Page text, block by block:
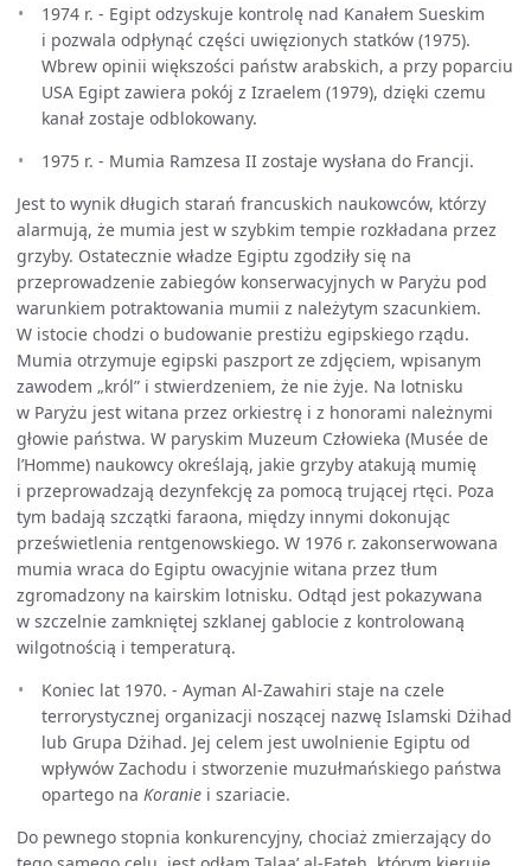
1974 r. - Egipt odzyskuje kontrolę nad Kanałem Sueskim
i pozwala odpłynąć części uwięzionych statków (1975).
Wbrew opinii większości państw arabskich, a przy poparciu
USA Egipt zawiera pokój z Izraelem (1979), dzięki czemu
kanał zostaje odblokowany.
1975 r. - Mumia Ramzesa II zostaje wysłana do Francji.
Jest to wynik długich starań francuskich naukowców, którzy
alarmują, że mumia jest w szybkim tempie rozkładana przez
grzyby. Ostatecznie władze Egiptu zgodziły się na
przeprowadzenie zabiegów konserwacyjnych w Paryżu pod
warunkiem potraktowania mumii z należytym szacunkiem.
W istocie chodzi o budowanie prestiżu egipskiego rządu.
Mumia otrzymuje egipski paszport ze zdjęciem, wpisanym
zawodem „król” i stwierdzeniem, że nie żyje. Na lotnisku
w Paryżu jest witana przez orkiestrę i z honorami należnymi
głowie państwa. W paryskim Muzeum Człowieka (Musée de
l’Homme) naukowcy określają, jakie grzyby atakują mumię
i przeprowadzają dezynfekcję za pomocą trującej rtęci. Poza
tym badają szczątki faraona, między innymi dokonując
prześwietlenia rentgenowskiego. W 1976 r. zakonserwowana
mumia wraca do Egiptu owacyjnie witana przez tłum
zgromadzony na kairskim lotnisku. Odtąd jest pokazywana
w szczelnie zamkniętej szklanej gablocie z kontrolowaną
wilgotnością i temperaturą.
Koniec lat 1970. - Ayman Al-Zawahiri staje na czele
terrorystycznej organizacji noszącej nazwę Islamski Dżihad
lub Grupa Dżihad. Jej celem jest uwolnienie Egiptu od
wpływów Zachodu i stworzenie muzułmańskiego państwa
opartego na Koranie i szariacie.
Do pewnego stopnia konkurencyjny, chociaż zmierzający do